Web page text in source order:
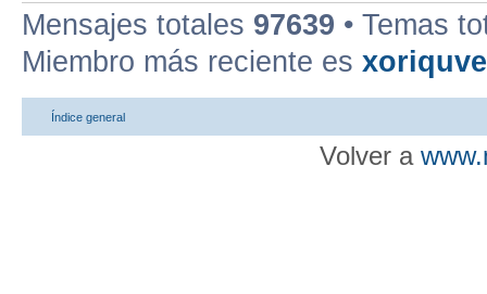
Mensajes totales 97639 • Temas
Miembro más reciente es
Índice general
Volver a